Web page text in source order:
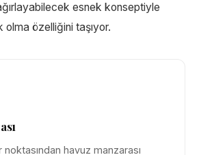
esnek konseptiyle
özelliğini taşıyor.
noktasından havuz manzarası